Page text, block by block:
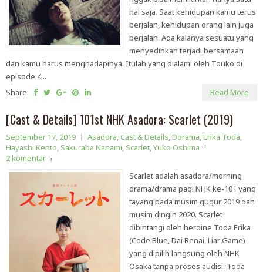
hal saja. Saat kehidupan kamu terus
berjalan, kehidupan orang lain juga
berjalan. Ada kalanya sesuatu yang
menyedihkan terjadi bersamaan
dan kamu harus menghadapinya. Itulah yang dialami oleh Touko di
episode 4...
Share:
Read More
[Cast & Details] 101st NHK Asadora: Scarlet (2019)
September 17, 2019 Asadora,Cast & Details,Dorama,Erika Toda,
Hayashi Kento, Sakuraba Nanami, Scarlet,Yuko Oshima
2 komentar
Scarlet adalah asadora/morning
drama/drama pagi NHK ke-101 yang
tayang pada musim gugur 2019 dan
musim dingin 2020. Scarlet
dibintangi oleh heroine Toda Erika
(Code Blue, Dai Renai, Liar Game)
yang dipilih langsung oleh NHK
Osaka tanpa proses audisi. Toda